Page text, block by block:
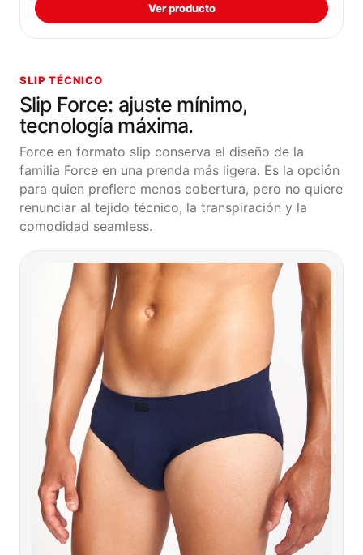
Ver producto
SLIP TÉCNICO
Slip Force: ajuste mínimo,
tecnología máxima.
Force en formato slip conserva el diseño de la
familia Force en una prenda más ligera. Es la opción
para quien prefiere menos cobertura, pero no quiere
renunciar al tejido técnico, la transpiración y la
comodidad seamless.